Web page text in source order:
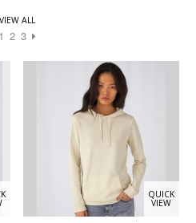
VIEW ALL
1 2 3
QUICK
VIEW